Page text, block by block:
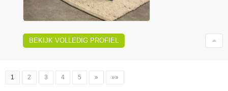
BEKIJK VOLLEDIG PROFIEL
1 2 3 4 5 » »»